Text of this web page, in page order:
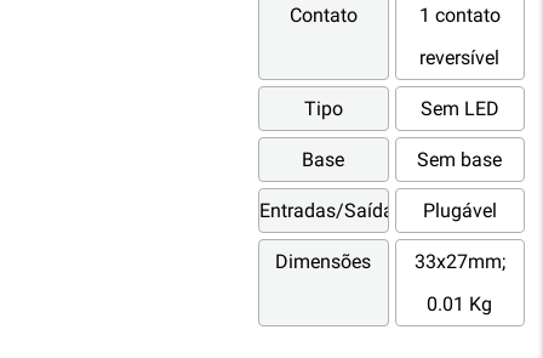
Contato
1 contato
reversível
Tipo Sem LED
Base Sem base
Entradas/Saídas Plugável
Dimensões
33x27mm;
0.01 Kg